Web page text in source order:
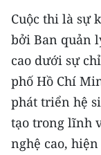
54 DÂN TỘC
CHƯƠNG
MỘT SẢN PHẨM
RADIO
MEDIA CENTER
Cuộc thi là sự
bởi Ban quản
cao dưới sự
phố Hồ Chí
phát triển hệ
tạo trong lĩnh
nghệ cao,